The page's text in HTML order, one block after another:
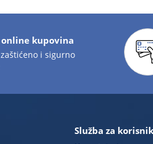
online kupovina
i sigurno
Služba za